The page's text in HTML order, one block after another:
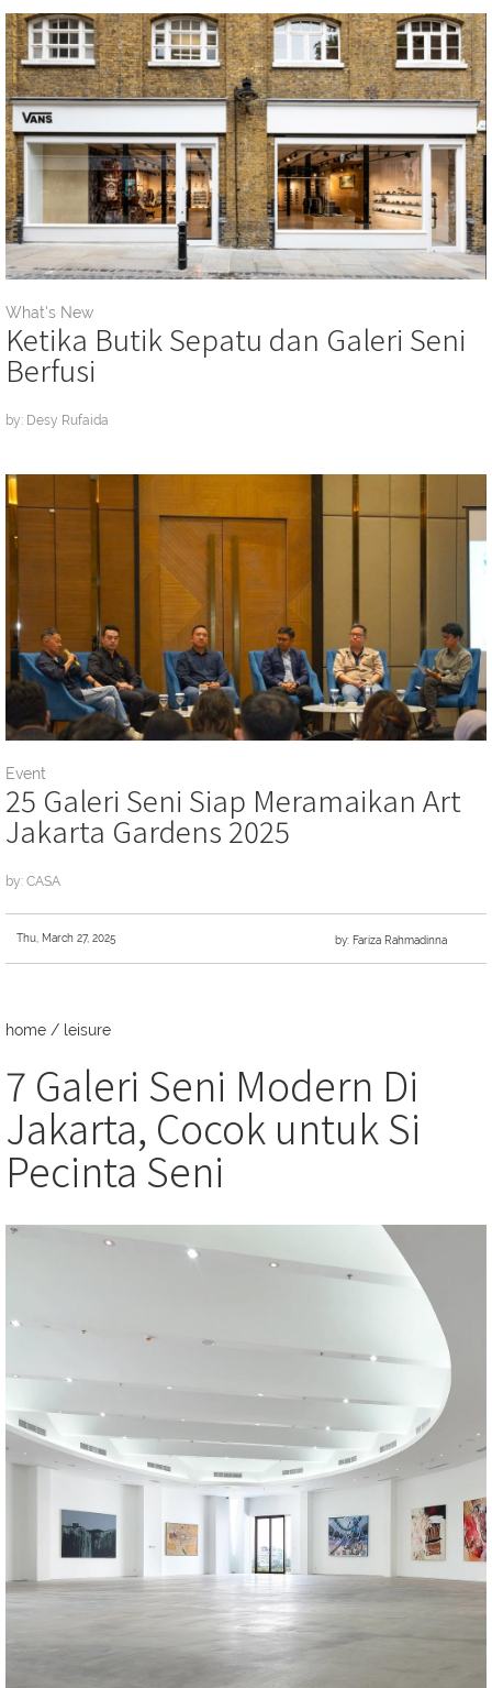
What's New
Ketika Butik Sepatu dan Galeri Seni
Berfusi
by: Desy Rufaida
Event
25 Galeri Seni Siap Meramaikan Art
Jakarta Gardens 2025
by: CASA
Thu, March 27, 2025 by: Fariza Rahmadinna
home / leisure
7 Galeri Seni Modern Di
Jakarta, Cocok untuk Si
Pecinta Seni